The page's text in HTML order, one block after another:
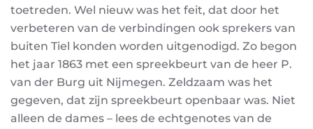
toetreden. Wel nieuw was het feit, dat door het
verbeteren van de verbindingen ook sprekers van
buiten Tiel konden worden uitgenodigd. Zo begon
het jaar 1863 met een spreekbeurt van de heer P.
van der Burg uit Nijmegen. Zeldzaam was het
gegeven, dat zijn spreekbeurt openbaar was. Niet
alleen de dames – lees de echtgenotes van de